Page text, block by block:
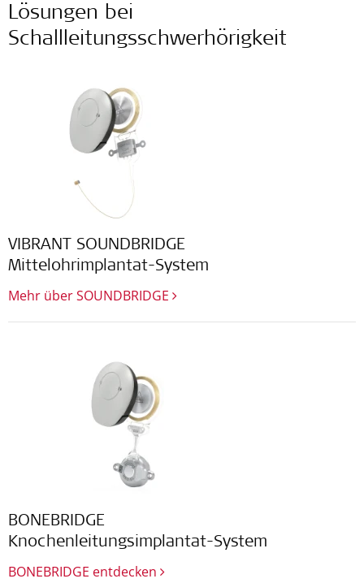
Lösungen bei
Schallleitungsschwerhörigkeit
VIBRANT SOUNDBRIDGE
Mittelohrimplantat-System
Mehr über SOUNDBRIDGE
BONEBRIDGE
Knochenleitungsimplantat-System
BONEBRIDGE entdecken